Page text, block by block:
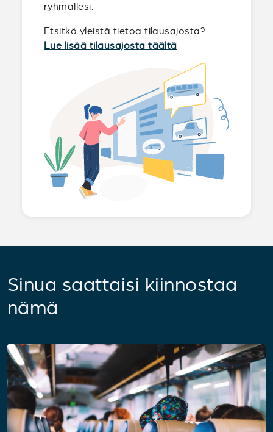
ryhmällesi.
Etsitkö yleistä tietoa tilausajosta?
Lue lisää tilausajosta täältä
Sinua saattaisi kiinnostaa
nämä